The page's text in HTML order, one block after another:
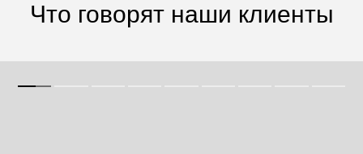
Что говорят наши клиенты